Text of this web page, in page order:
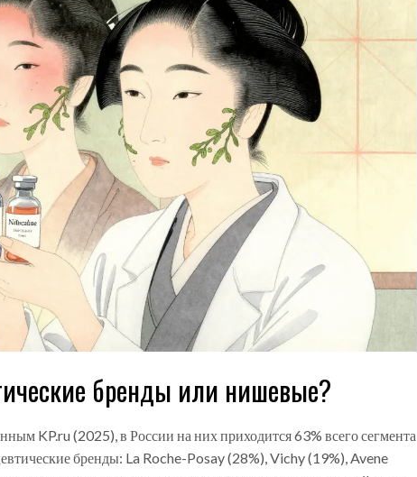
бренды или нишевые?
KP.ru (2025), в России на них приходится 63% всего сегмента
бренды: La Roche-Posay (28%), Vichy (19%), Avene